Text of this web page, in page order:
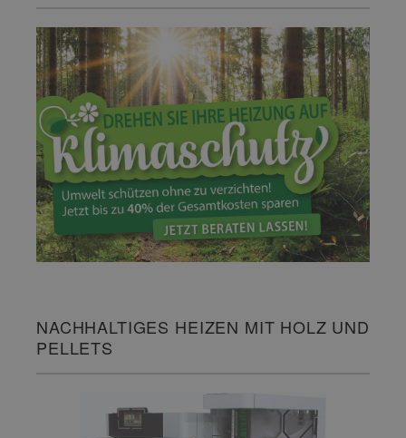
NACHHALTIGES HEIZEN MIT HOLZ UND
PELLETS